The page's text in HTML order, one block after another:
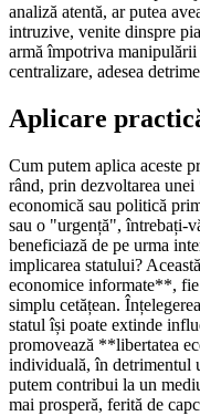
analiză atentă, ar putea
intruzive, venite dinspre
armă împotriva
centralizare, adesea
Aplicare
Cum putem aplica aceste
rând, prin dezvoltarea
economică sau politică
sau o "urgență", întrebați-
beneficiază de pe urma
implicarea statului?
economice informate**, fie
simplu cetățean.
statul își poate extinde
promovează **libertatea
individuală, în detrimentul
putem contribui la un
mai prosperă, ferită de